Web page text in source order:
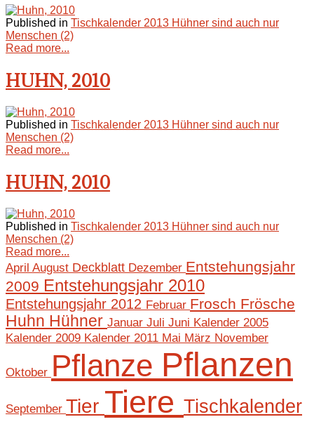
Published in Tischkalender 2013 Hühner sind auch nur
Menschen (2)
Read more...
HUHN, 2010
Published in Tischkalender 2013 Hühner sind auch nur
Menschen (2)
Read more...
HUHN, 2010
Published in Tischkalender 2013 Hühner sind auch nur
Menschen (2)
Read more...
April August Deckblatt Dezember Entstehungsjahr
2009 Entstehungsjahr 2010
Entstehungsjahr 2012 Februar Frosch Frösche
Huhn Hühner Januar Juli Juni Kalender 2005
Kalender 2009 Kalender 2011 Mai März November
Oktober Pflanze Pflanzen
September Tier Tiere Tischkalender